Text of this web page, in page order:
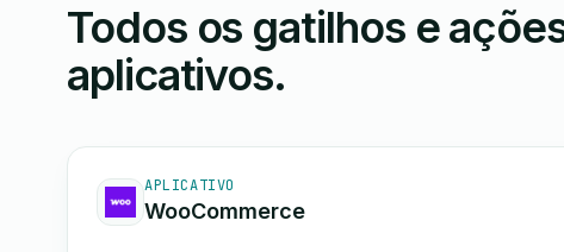
Todos os gatilhos e
aplicativos.
APLICATIVO
WooCommerce